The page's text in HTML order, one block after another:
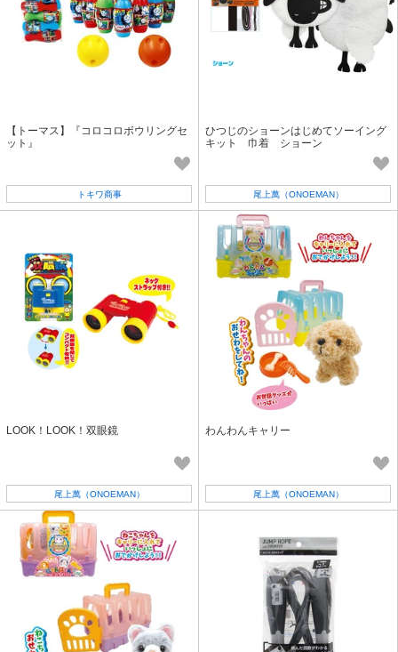
【トーマス】『コロコロボウリングセ
ット』
トキワ商事
ひつじのショーンはじめてソーイング
キット 巾着 ショーン
尾上萬（ONOEMAN）
LOOK！LOOK！双眼鏡
尾上萬（ONOEMAN）
わんわんキャリー
尾上萬（ONOEMAN）